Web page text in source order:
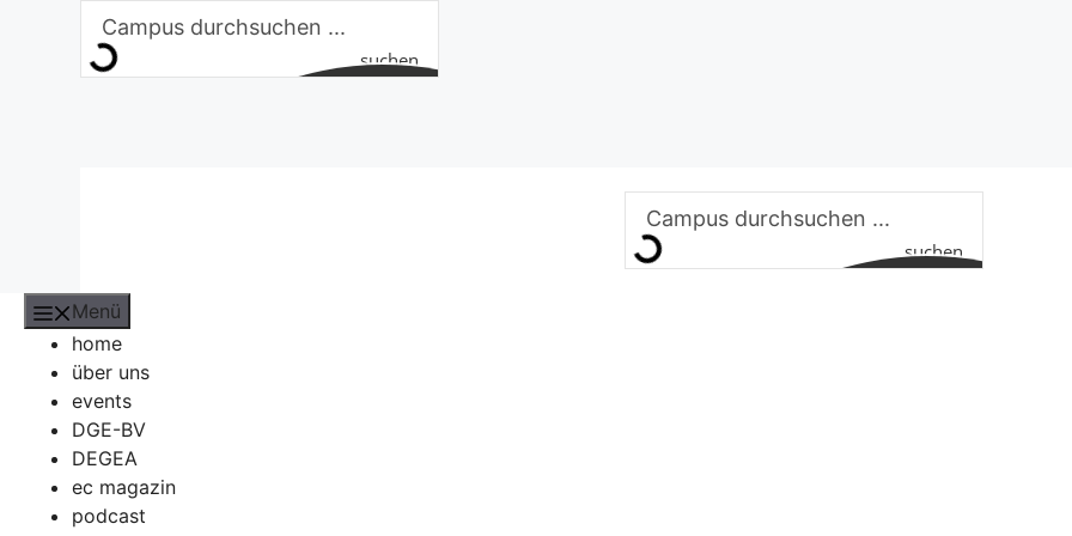
suchen
suchen
Menü
home
über uns
events
DGE-BV
DEGEA
ec magazin
podcast